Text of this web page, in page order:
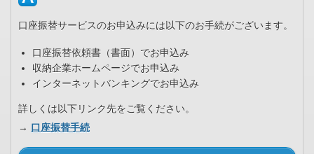
口座振替サービスのお申込みには以下のお手続がございます。
口座振替依頼書（書面）でお申込み
収納企業ホームページでお申込み
インターネットバンキングでお申込み
詳しくは以下リンク先をご覧ください。
→ 口座振替手続